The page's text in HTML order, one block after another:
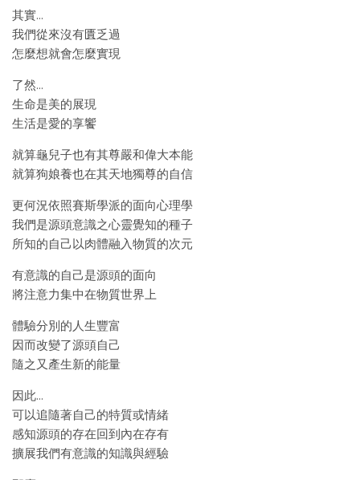
其實…
我們從來沒有匱乏過
怎麼想就會怎麼實現
了然…
生命是美的展現
生活是愛的享饗
就算龜兒子也有其尊嚴和偉大本能
就算狗娘養也在其天地獨尊的自信
更何況依照賽斯學派的面向心理學
我們是源頭意識之心靈覺知的種子
所知的自己以肉體融入物質的次元
有意識的自己是源頭的面向
將注意力集中在物質世界上
體驗分別的人生豐富
因而改變了源頭自己
隨之又產生新的能量
因此…
可以追隨著自己的特質或情緒
感知源頭的存在回到內在存有
擴展我們有意識的知識與經驗